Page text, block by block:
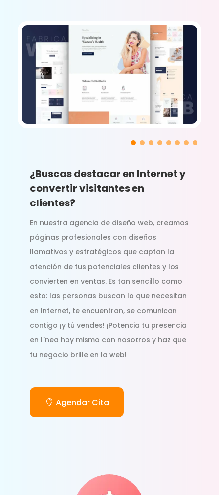
¿Buscas destacar en Internet y
convertir visitantes en
clientes?
En nuestra agencia de diseño web, creamos
páginas profesionales con diseños
llamativos y estratégicos que captan la
atención de tus potenciales clientes y los
convierten en ventas. Es tan sencillo como
esto: las personas buscan lo que necesitan
en Internet, te encuentran, se comunican
contigo ¡y tú vendes! ¡Potencia tu presencia
en línea hoy mismo con nosotros y haz que
tu negocio brille en la web!
Agendar Cita